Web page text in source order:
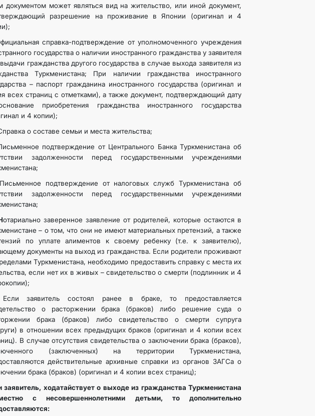
документом может являться вид на жительство, или иной документ,
разрешение на проживание в Японии (оригинал и 4
справка-подтверждение от уполномоченного учреждения
государства о наличии иностранного гражданства у заявителя
гражданства другого государства в случае выхода заявителя из
Туркменистана; При наличии гражданства иностранного
– паспорт гражданина иностранного государства (оригинал и
всех страниц с отметками), а также документ, подтверждающий дату
приобретения гражданства иностранного государства
и 4 копии);
о составе семьи и места жительства;
подтверждение от Центрального Банка Туркменистана об
задолженности перед государственными учреждениями
подтверждение от налоговых служб Туркменистана об
задолженности перед государственными учреждениями
отариально заверенное заявление от родителей, которые остаются в
– о том, что они не имеют материальных претензий, а также
по уплате алиментов к своему ребенку (т.е. к заявителю),
документы на выход из гражданства. Если родители проживают
Туркменистана, необходимо предоставить справку с места их
если нет их в живых – свидетельство о смерти (подлинник и 4
Если заявитель состоял ранее в браке, то предоставляется
о расторжении брака (браков) либо решение суда о
брака (браков) либо свидетельство о смерти супруга
в отношении всех предыдущих браков (оригинал и 4 копии всех
В случае отсутствия свидетельства о заключении брака (браков),
(заключенных) на территории Туркменистана,
действительные архивные справки из органов ЗАГСа о
брака (браков) (оригинал и 4 копии всех страниц);
заявитель, ходатайствует о выходе из гражданства Туркменистана
с несовершеннолетними детьми, то дополнительно